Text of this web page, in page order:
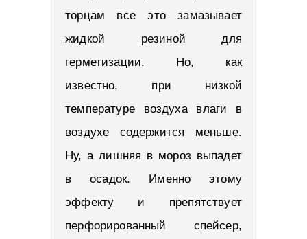
торцам все это замазывает
жидкой резиной для
герметизации. Но, как
известно, при низкой
температуре воздуха влаги в
воздухе содержится меньше.
Ну, а лишняя в мороз выпадет
в осадок. Именно этому
эффекту и препятствует
перфорированный спейсер,